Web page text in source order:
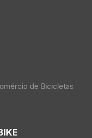
de Bicicletas